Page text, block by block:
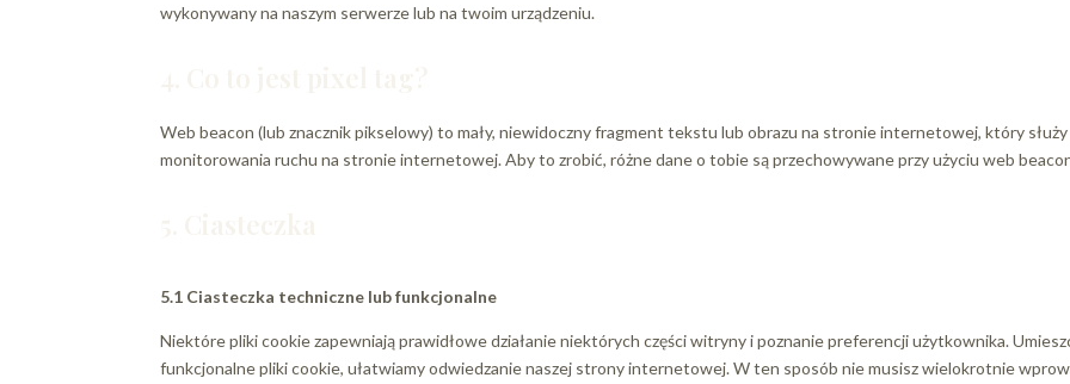
wykonywany na naszym serwerze lub na twoim urządzeniu.
Web beacon (lub znacznik pikselowy) to mały, niewidoczny fragment tekstu lub obrazu na stronie internetowej, który służy
monitorowania ruchu na stronie internetowej. Aby to zrobić, różne dane o tobie są przechowywane przy użyciu web
5.1 Ciasteczka techniczne lub funkcjonalne
Niektóre pliki cookie zapewniają prawidłowe działanie niektórych części witryny i poznanie preferencji użytkownika.
funkcjonalne pliki cookie, ułatwiamy odwiedzanie naszej strony internetowej. W ten sposób nie musisz wielokrotnie